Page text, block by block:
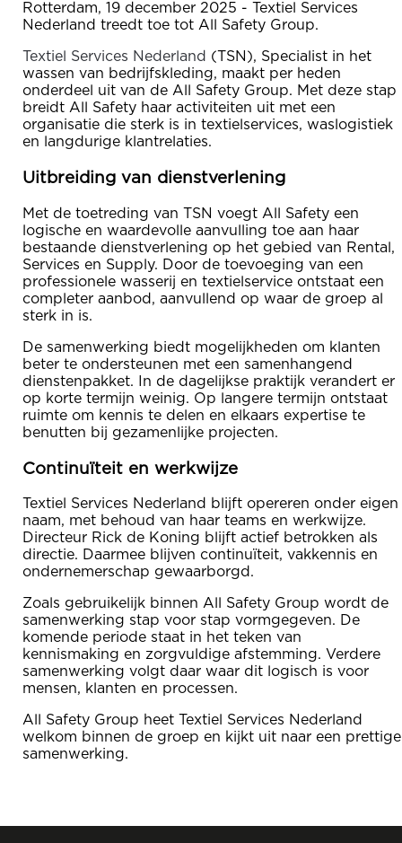
Rotterdam, 19 december 2025 - Textiel Services
Nederland treedt toe tot All Safety Group.
Textiel Services Nederland (TSN), Specialist in het
wassen van bedrijfskleding, maakt per heden
onderdeel uit van de All Safety Group. Met deze stap
breidt All Safety haar activiteiten uit met een
organisatie die sterk is in textielservices, waslogistiek
en langdurige klantrelaties.
Uitbreiding van dienstverlening
Met de toetreding van TSN voegt All Safety een
logische en waardevolle aanvulling toe aan haar
bestaande dienstverlening op het gebied van Rental,
Services en Supply. Door de toevoeging van een
professionele wasserij en textielservice ontstaat een
completer aanbod, aanvullend op waar de groep al
sterk in is.
De samenwerking biedt mogelijkheden om klanten
beter te ondersteunen met een samenhangend
dienstenpakket. In de dagelijkse praktijk verandert er
op korte termijn weinig. Op langere termijn ontstaat
ruimte om kennis te delen en elkaars expertise te
benutten bij gezamenlijke projecten.
Continuïteit en werkwijze
Textiel Services Nederland blijft opereren onder eigen
naam, met behoud van haar teams en werkwijze.
Directeur Rick de Koning blijft actief betrokken als
directie. Daarmee blijven continuïteit, vakkennis en
ondernemerschap gewaarborgd.
Zoals gebruikelijk binnen All Safety Group wordt de
samenwerking stap voor stap vormgegeven. De
komende periode staat in het teken van
kennismaking en zorgvuldige afstemming. Verdere
samenwerking volgt daar waar dit logisch is voor
mensen, klanten en processen.
All Safety Group heet Textiel Services Nederland
welkom binnen de groep en kijkt uit naar een prettige
samenwerking.